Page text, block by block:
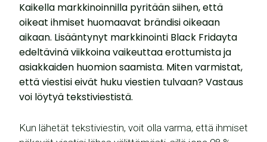
Kaikella markkinoinnilla pyritään siihen, että
oikeat ihmiset huomaavat brändisi oikeaan
aikaan. Lisääntynyt markkinointi Black Fridayta
edeltävinä viikkoina vaikeuttaa erottumista ja
asiakkaiden huomion saamista. Miten varmistat,
että viestisi eivät huku viestien tulvaan? Vastaus
voi löytyä tekstiviestistä.
Kun lähetät tekstiviestin, voit olla varma, että ihmiset